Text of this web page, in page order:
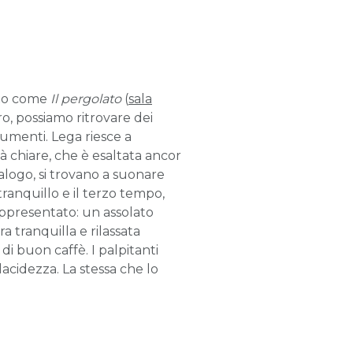
come Il pergolato (sala
possiamo ritrovare dei
Lega riesce a
chiare, che è esaltata ancor
si trovano a suonare
e il terzo tempo,
un assolato
tranquilla e rilassata
buon caffè. I palpitanti
La stessa che lo